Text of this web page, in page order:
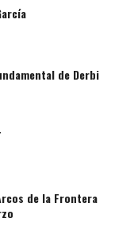
de Derbi
de la Frontera